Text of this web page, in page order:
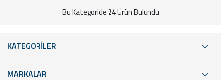
Bu Kategoride 24Ürün Bulundu
KATEGORİLER
MARKALAR